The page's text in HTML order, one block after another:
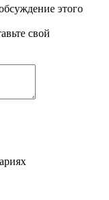
этого
свой